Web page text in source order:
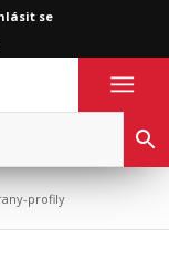
se
profily